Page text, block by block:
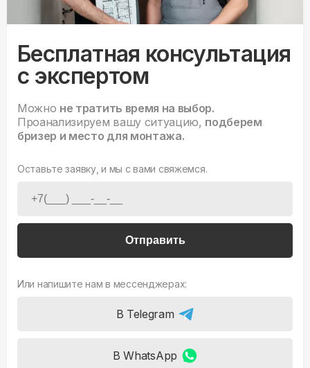
Бесплатная консультация
с экспертом
Можно не тратить время на выбор.
Проанализируем вашу ситуацию, подберем
бризер и место для монтажа.
Оставьте заявку, и мы с вами свяжемся.
Отправить
Или напишите нам в мессенджерах:
В Telegram
В WhatsApp